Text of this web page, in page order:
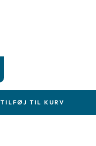
TILFØJ TIL KURV